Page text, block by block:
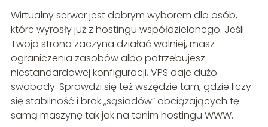
Wirtualny serwer jest dobrym wyborem dla osób,
które wyrosły już z hostingu współdzielonego. Jeśli
Twoja strona zaczyna działać wolniej, masz
ograniczenia zasobów albo potrzebujesz
niestandardowej konfiguracji, VPS daje dużo
swobody. Sprawdzi się też wszędzie tam, gdzie liczy
się stabilność i brak „sąsiadów” obciążających tę
samą maszynę tak jak na tanim hostingu WWW.